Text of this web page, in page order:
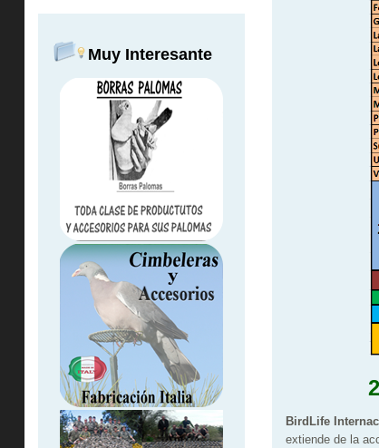
Muy Interesante
BirdLife
extiende de la